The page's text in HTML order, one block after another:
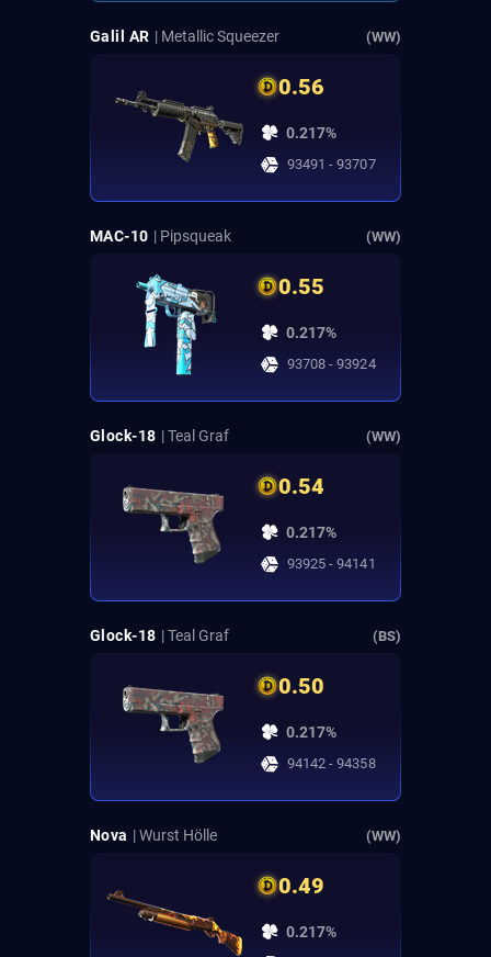
Galil AR | Metallic Squeezer (WW)
0.56
0.217%
93491 - 93707
MAC-10 | Pipsqueak (WW)
0.55
0.217%
93708 - 93924
Glock-18 | Teal Graf (WW)
0.54
0.217%
93925 - 94141
Glock-18 | Teal Graf (BS)
0.50
0.217%
94142 - 94358
Nova | Wurst Hölle (WW)
0.49
0.217%